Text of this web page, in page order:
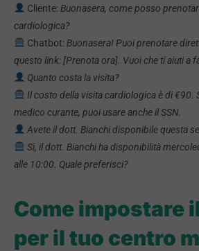
Cliente: Buonasera, come posso
cardiologica?
Chatbot: Buonasera! Puoi prenotare
questo link: [Prenota ora]. Vuoi che ti aiuti a
Quanto costa la visita?
Il costo della visita cardiologica è di €90.
medico curante, puoi usare anche il SSN.
Avete il dott. Bianchi disponibile questa
Sì, il dott. Bianchi ha disponibilità
alle 10:00. Quale preferisci?
Come impostare
per il tuo centro